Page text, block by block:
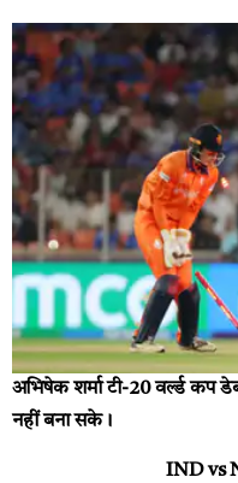
अभिषेक शर्मा टी-20 वर्ल्ड कप
नहीं बना सके।
IND vs